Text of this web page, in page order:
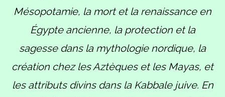
Mésopotamie, la mort et la renaissance en
Égypte ancienne, la protection et la
sagesse dans la mythologie nordique, la
création chez les Aztèques et les Mayas, et
les attributs divins dans la Kabbale juive. En